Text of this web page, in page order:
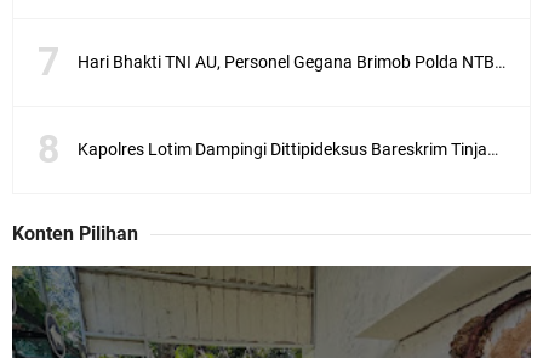
Hari Bhakti TNI AU, Personel Gegana Brimob Polda NTB Donor Darah
Kapolres Lotim Dampingi Dittipideksus Bareskrim Tinjau Sentra Bawah Putih Sembalun
Konten Pilihan